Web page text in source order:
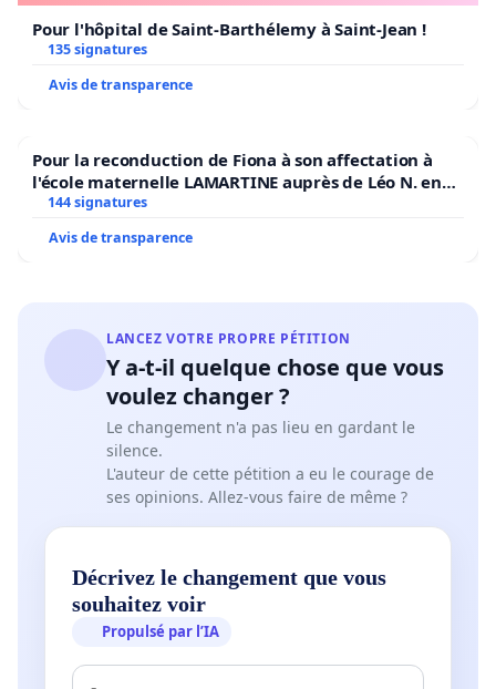
Pour l'hôpital de Saint-Barthélemy à Saint-Jean !
135 signatures
Avis de transparence
Pour la reconduction de Fiona à son affectation à
l'école maternelle LAMARTINE auprès de Léo N. en
2026/2027
144 signatures
Avis de transparence
LANCEZ VOTRE PROPRE PÉTITION
Y a-t-il quelque chose que vous
voulez changer ?
Le changement n'a pas lieu en gardant le
silence.
L'auteur de cette pétition a eu le courage de
ses opinions. Allez-vous faire de même ?
Décrivez le changement que vous
souhaitez voir
Propulsé par l’IA